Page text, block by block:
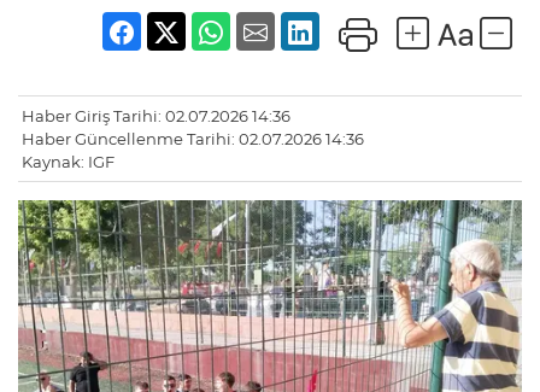
Haber Giriş Tarihi: 02.07.2026 14:36
Haber Güncellenme Tarihi: 02.07.2026 14:36
Kaynak: IGF